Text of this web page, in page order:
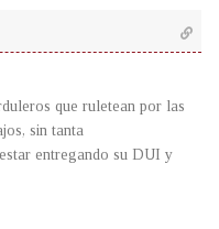
que ruletean por las
sin tanta
entregando su DUI y